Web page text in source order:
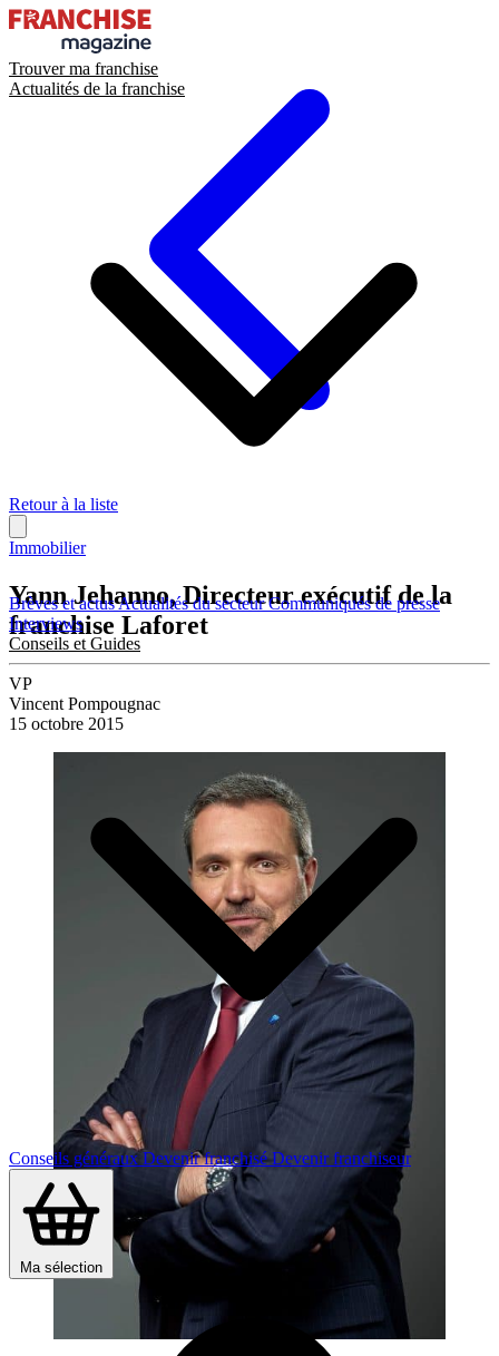
Trouver ma franchise
Actualités de la franchise
Brèves et actusActualités du secteurCommuniqués de presse
Interviews
Conseils et Guides
Conseils généraux Devenir franchiséDevenir franchiseur
Ma sélection
Retour à la liste
Immobilier
Yann Jehanno, Directeur exécutif de la
franchise Laforet
VP
Vincent Pompougnac
15 octobre 2015